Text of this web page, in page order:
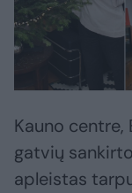
Kauno centre,
gatvių
apleistas